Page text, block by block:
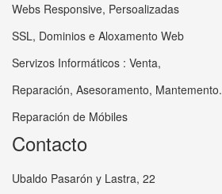
Webs Responsive, Persoalizadas
SSL, Dominios e Aloxamento Web
Servizos Informáticos : Venta,
Reparación, Asesoramento, Mantemento.
Reparación de Móbiles
Contacto
Ubaldo Pasarón y Lastra, 22